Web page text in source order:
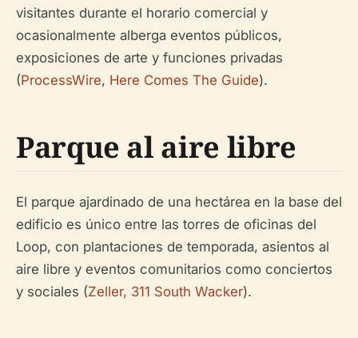
visitantes durante el horario comercial y
ocasionalmente alberga eventos públicos,
exposiciones de arte y funciones privadas
(ProcessWire, Here Comes The Guide).
Parque al aire libre
El parque ajardinado de una hectárea en la base del
edificio es único entre las torres de oficinas del
Loop, con plantaciones de temporada, asientos al
aire libre y eventos comunitarios como conciertos
y sociales (Zeller, 311 South Wacker).